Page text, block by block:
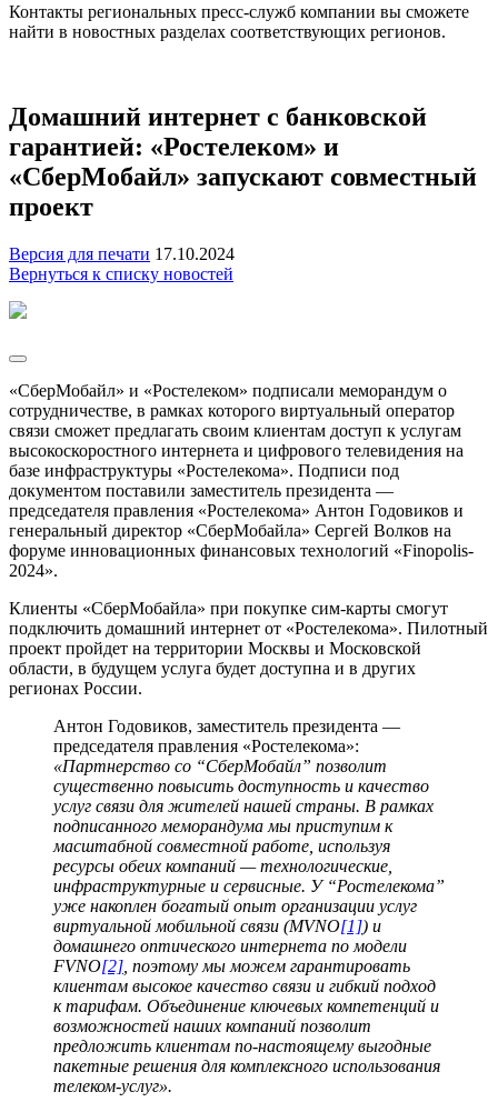
Контакты региональных пресс-служб компании вы сможете
найти в новостных разделах соответствующих регионов.
Домашний интернет с банковской
гарантией: «Ростелеком» и
«СберМобайл» запускают совместный
проект
Версия для печати 17.10.2024
Вернуться к списку новостей
«СберМобайл» и «Ростелеком» подписали меморандум о
сотрудничестве, в рамках которого виртуальный оператор
связи сможет предлагать своим клиентам доступ к услугам
высокоскоростного интернета и цифрового телевидения на
базе инфраструктуры «Ростелекома». Подписи под
документом поставили заместитель президента —
председателя правления «Ростелекома» Антон Годовиков и
генеральный директор «СберМобайла» Сергей Волков на
форуме инновационных финансовых технологий «Finopolis-
2024».
Клиенты «СберМобайла» при покупке сим-карты смогут
подключить домашний интернет от «Ростелекома». Пилотный
проект пройдет на территории Москвы и Московской
области, в будущем услуга будет доступна и в других
регионах России.
Антон Годовиков, заместитель президента —
председателя правления «Ростелекома»:
«Партнерство со “СберМобайл” позволит
существенно повысить доступность и качество
услуг связи для жителей нашей страны. В рамках
подписанного меморандума мы приступим к
масштабной совместной работе, используя
ресурсы обеих компаний — технологические,
инфраструктурные и сервисные. У “Ростелекома”
уже накоплен богатый опыт организации услуг
виртуальной мобильной связи (MVNO[1]) и
домашнего оптического интернета по модели
FVNO[2] , поэтому мы можем гарантировать
клиентам высокое качество связи и гибкий подход
к тарифам. Объединение ключевых компетенций и
возможностей наших компаний позволит
предложить клиентам по-настоящему выгодные
пакетные решения для комплексного использования
телеком-услуг».